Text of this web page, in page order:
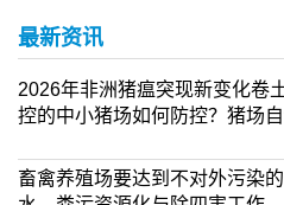
最新资讯
2026年非洲猪瘟突现新变化卷
控的中小猪场如何防控？猪场
畜禽养殖场要达到不对外污染